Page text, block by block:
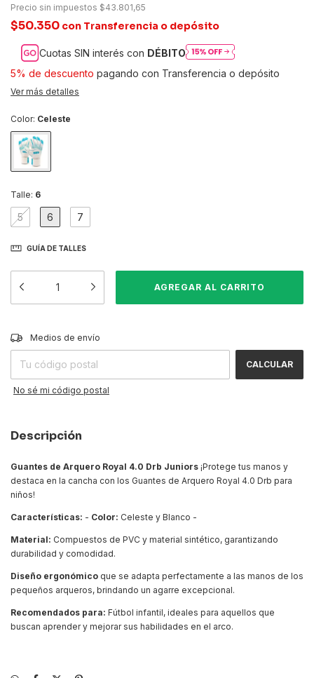
Precio sin impuestos $43.801,65
$50.350 con Transferencia o depósito
Cuotas SIN interés con DÉBITO
5% de descuento pagando con Transferencia o depósito
Ver más detalles
Color: Celeste
Talle: 6
5 6 7
GUÍA DE TALLES
Entregas para el CP:
Medios de envío
CALCULAR
No sé mi código postal
Descripción
Guantes de Arquero Royal 4.0 Drb Juniors ¡Protege tus manos y
destaca en la cancha con los Guantes de Arquero Royal 4.0 Drb para
niños!
Características: - Color: Celeste y Blanco -
Material: Compuestos de PVC y material sintético, garantizando
durabilidad y comodidad.
Diseño ergonómico que se adapta perfectamente a las manos de los
pequeños arqueros, brindando un agarre excepcional.
Recomendados para: Fútbol infantil, ideales para aquellos que
buscan aprender y mejorar sus habilidades en el arco.